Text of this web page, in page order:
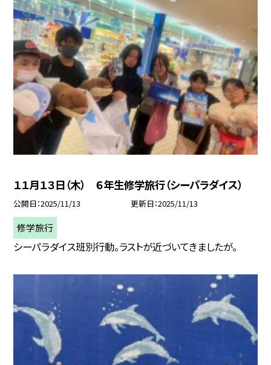
１１月１３日（木） ６年生修学旅行（シーパラダイス）
公開日 2025/11/13 更新日 2025/11/13
修学旅行
シーパラダイス班別行動。ラストが近づいてきましたが。